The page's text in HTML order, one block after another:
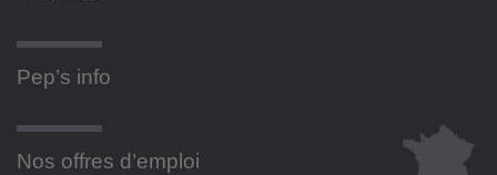
Pep’s info
Nos offres d’emploi